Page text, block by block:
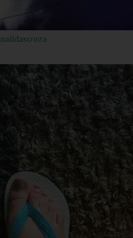
naildasouza